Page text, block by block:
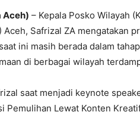
Aceh) – Kepala Posko Wilayah
Aceh, Safrizal ZA mengatakan
ini masih berada dalam
di berbagai wilayah
saat menjadi keynote
Pemulihan Lewat Konten